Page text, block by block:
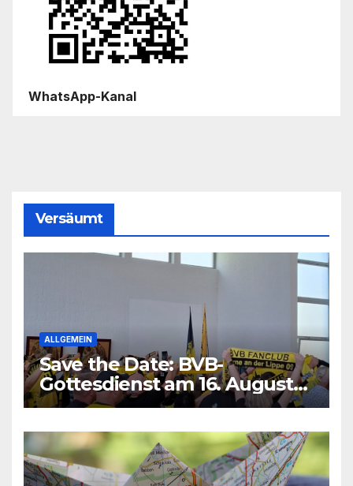
WhatsApp-Kanal
Versäumt
ALLGEMEIN
Save the Date: BVB-
Gottesdienst am 16. August
2026